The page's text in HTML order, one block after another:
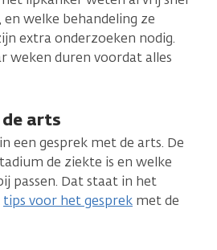
welke behandeling ze
extra onderzoeken nodig.
weken duren voordat alles
arts
een gesprek met de arts. De
de ziekte is en welke
passen. Dat staat in het
tips voor het gesprek met de